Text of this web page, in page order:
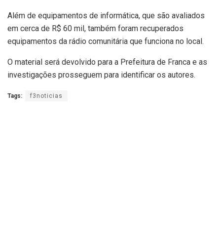
Além de equipamentos de informática, que são avaliados
em cerca de R$ 60 mil, também foram recuperados
equipamentos da rádio comunitária que funciona no local.
O material será devolvido para a Prefeitura de Franca e as
investigações prosseguem para identificar os autores.
Tags: f3noticias